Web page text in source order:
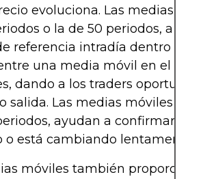
evoluciona. Las medias
o la de 50 periodos, a
referencia intradía dentro de
una media móvil en el
dando a los traders
salida. Las medias móviles a
ayudan a confirmar si
o está cambiando lentamente
móviles también